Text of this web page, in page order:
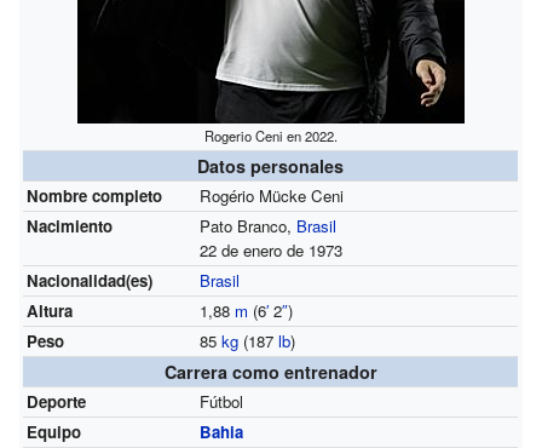
Rogerio Ceni en 2022.
Datos personales
Nombre completo
Rogério Mücke Ceni
Nacimiento
Pato Branco, Brasil
22 de enero de 1973
Nacionalidad(es)
Brasil
Altura
1,88 m (6′2″)
Peso
85 kg(187 lb)
Carrera como entrenador
Deporte
Fútbol
Equipo
Bahia